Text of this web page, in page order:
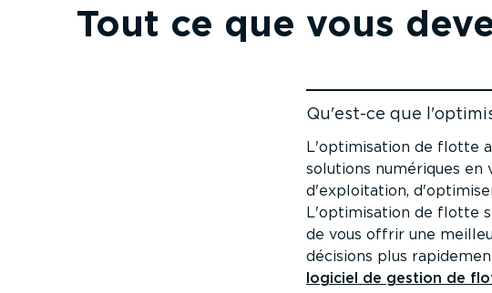
Tout ce que vous
Qu'est-ce que
Accéder au contenu
L'optimi­sation de flotte
solutions numériques en
d'exploi­tation,
L'optimi­sation de flotte
de vous offrir une
décisions plus
logiciel de gestion de